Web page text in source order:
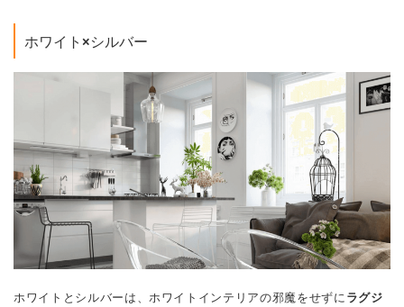
ホワイト×シルバー
ホワイトとシルバーは、ホワイトインテリアの邪魔をせずに ラグジ